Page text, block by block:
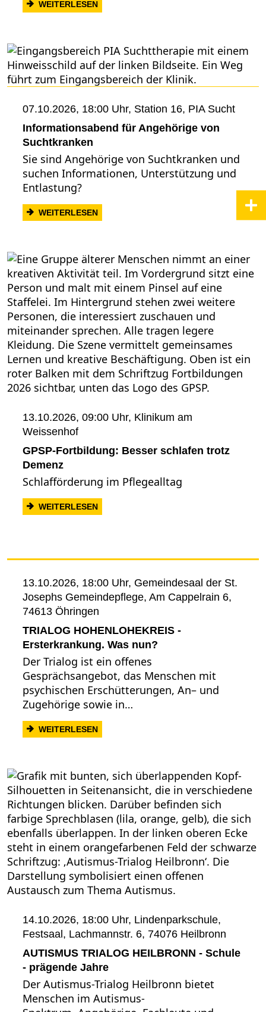
WEITERLESEN: GPSP-FORTBILDUNG:
07.10.2026, 18:00 Uhr, Station 16, PIA Sucht
Informationsabend für Angehörige von
Suchtkranken
Sie sind Angehörige von Suchtkranken und
suchen Informationen, Unterstützung und
Entlastung?
WEITERLESEN: INFORMATIONSABEND FÜR
13.10.2026, 09:00 Uhr, Klinikum am
Weissenhof
GPSP-Fortbildung: Besser schlafen trotz
Demenz
Schlafförderung im Pflegealltag
WEITERLESEN: GPSP-FORTBILDUNG: BESSER
13.10.2026, 18:00 Uhr, Gemeindesaal der St.
Josephs Gemeindepflege, Am Cappelrain 6,
74613 Öhringen
TRIALOG HOHENLOHEKREIS -
Ersterkrankung. Was nun?
Der Trialog ist ein offenes
Gesprächsangebot, das Menschen mit
psychischen Erschütterungen, An– und
Zugehörige sowie in…
WEITERLESEN: TRIALOG HOHENLOHEKREIS -
14.10.2026, 18:00 Uhr, Lindenparkschule,
Festsaal, Lachmannstr. 6, 74076 Heilbronn
AUTISMUS TRIALOG HEILBRONN - Schule
- prägende Jahre
Der Autismus-Trialog Heilbronn bietet
Menschen im Autismus-